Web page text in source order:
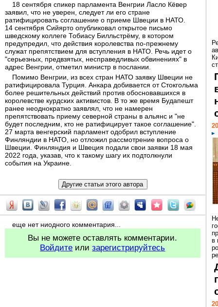
18 сентября спикер парламента Венгрии Ласло Кёвер
заявил, что не уверен, следует ли его стране
ратифицировать соглашение о приеме Швеции в НАТО.
14 сентября Сийярто опубликовал открытое письмо
шведскому коллеге Тобиасу Билльстрёму, в котором
предупредил, что действия королевства по-прежнему
служат препятствием для вступления в НАТО. Речь идет о
"серьезных, предвзятых, несправедливых обвинениях" в
адрес Венгрии, отметил министр в послании.
Помимо Венгрии, из всех стран НАТО заявку Швеции не
ратифицировала Турция. Анкара добивается от Стокгольма
более решительных действий против обосновавшихся в
королевстве курдских активистов. В то же время Будапешт
ранее неоднократно заявлял, что не намерен
препятствовать приему северной страны в альянс и "не
будет последним, кто не ратифицирует такое соглашение".
27 марта венгерский парламент одобрил вступление
Финляндии в НАТО, но отложил рассмотрение вопроса о
Швеции. Финляндия и Швеция подали свои заявки 18 мая
2022 года, указав, что к такому шагу их подтолкнули
события на Украине.
еще нет ниодного комментария...
Вы не можете оставлять комментарии.
Войдите илизарегистрируйтесь
в